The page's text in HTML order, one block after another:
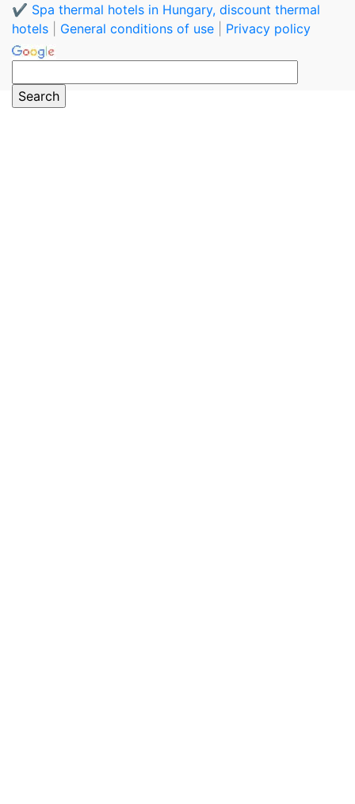
✔️ Spa thermal hotels in Hungary, discount thermal
hotels
General conditions of use Privacy policy